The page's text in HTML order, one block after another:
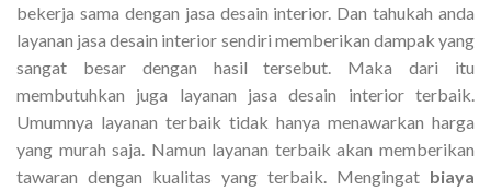
bekerja sama dengan jasa desain interior. Dan tahukah anda
layanan jasa desain interior sendiri memberikan dampak yang
sangat besar dengan hasil tersebut. Maka dari itu
membutuhkan juga layanan jasa desain interior terbaik.
Umumnya layanan terbaik tidak hanya menawarkan harga
yang murah saja. Namun layanan terbaik akan memberikan
tawaran dengan kualitas yang terbaik. Mengingat biaya